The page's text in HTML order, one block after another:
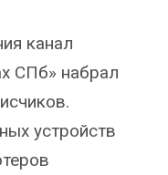
канал
СПб» набрал
устройств